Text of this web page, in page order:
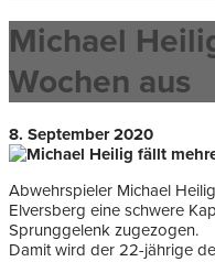
Michael
Wochen aus
8. September 2020
Abwehrspieler Michael
Elversberg eine schwere
Sprunggelenk zugezogen.
Damit wird der 22-jährige